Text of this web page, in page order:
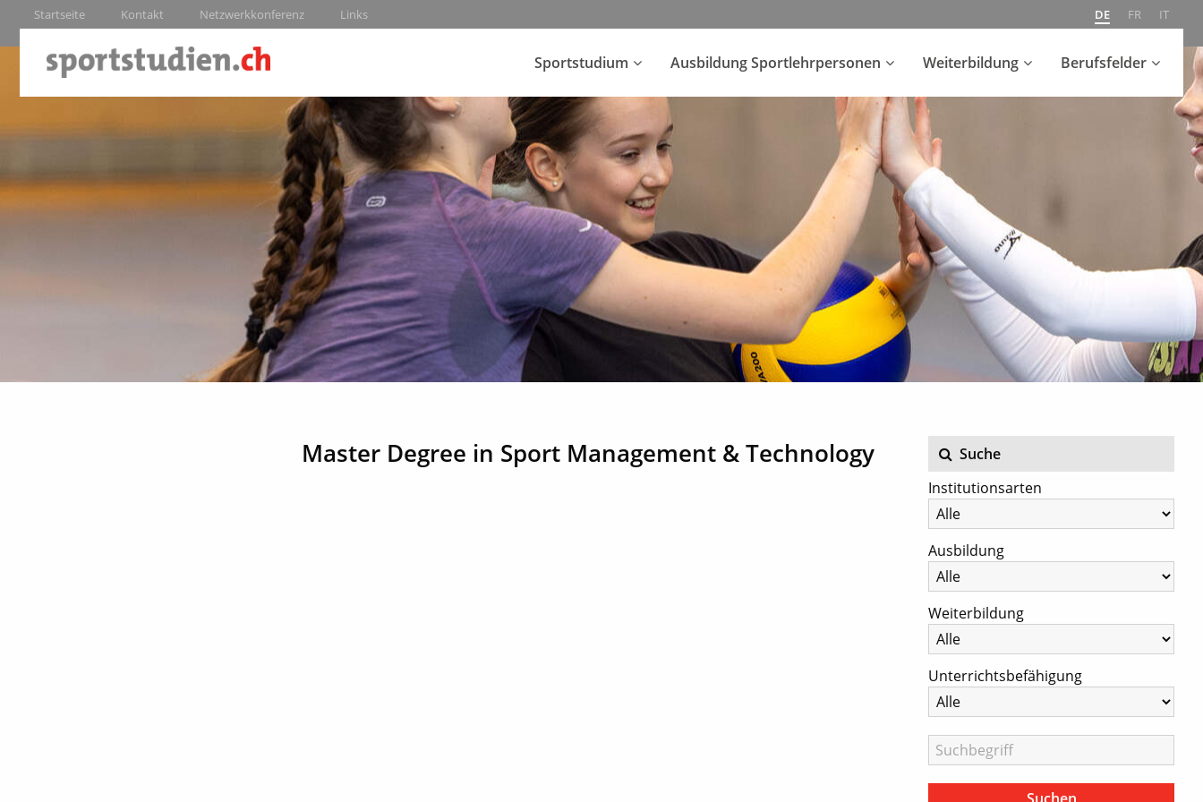
DE FR IT
Startseite Kontakt Netzwerkkonferenz Links
Sportstudium Ausbildung Sportlehrpersonen Weiterbildung Berufsfelder
Master Degree in Sport Management & Technology
Suche
Institutionsarten
Ausbildung
Weiterbildung
Unterrichtsbefähigung